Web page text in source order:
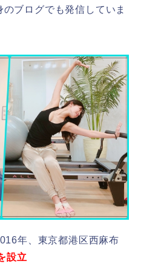
ブログでも発信していま
年、東京都港区西麻布
設立